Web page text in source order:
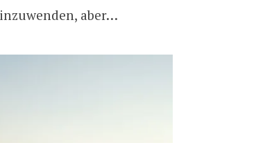
aber…